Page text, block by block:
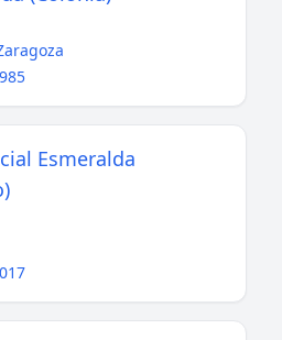
Esmeralda